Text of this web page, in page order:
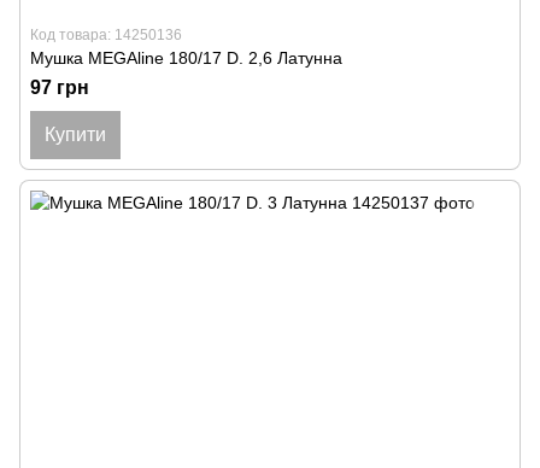
Код товара: 14250136
Мушка MEGAline 180/17 D. 2,6 Латунна
97 грн
Купити